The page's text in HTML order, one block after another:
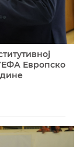
Европско